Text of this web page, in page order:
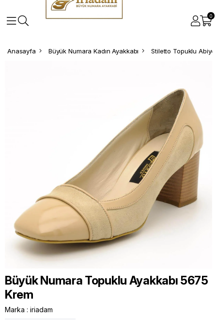
0
Anasayfa Büyük Numara Kadın Ayakkabı Stiletto Topuklu Abiye
Büyük Numara Topuklu Ayakkabı 5675
Krem
Marka : iriadam